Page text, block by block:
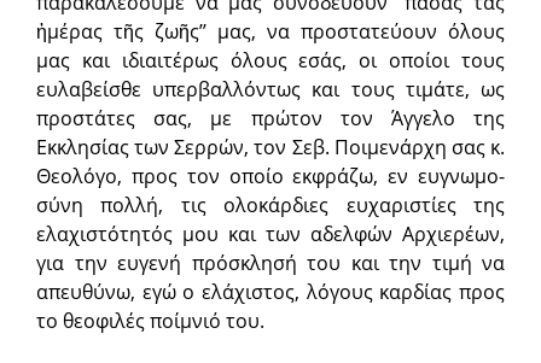
ἡμέρας τῆς ζωῆς’’ μας, να προστατεύουν όλους
μας και ιδιαι­τέρως όλους εσάς, οι οποίοι τους
ευλαβείσθε υπερβαλλόντως και τους τιμάτε, ως
προστάτες σας, με πρώτον τον Άγγελο της
Εκκλησίας των Σερρών, τον Σεβ. Ποι­μενάρχη σας κ.
Θεολόγο, προς τον οποίο εκφράζω, εν ευγνωμο­
σύνη πολλή, τις ολοκάρδιες ευχαρι­στίες της
ελαχιστότητός μου και των αδελφών Αρχιερέων,
για την ευγενή πρόσκλη­σή του και την τιμή να
απευθύνω, εγώ ο ελάχιστος, λόγους καρδίας προς
το θεοφιλές ποίμνιό του.